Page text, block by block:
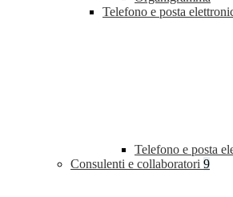
Telefono e posta
Telefono e posta
Consulenti e collaboratori 9